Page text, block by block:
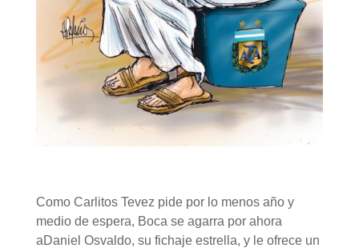
Como Carlitos Tevez pide por lo menos año y
medio de espera, Boca se agarra por ahora
aDaniel Osvaldo, su fichaje estrella, y le ofrece un